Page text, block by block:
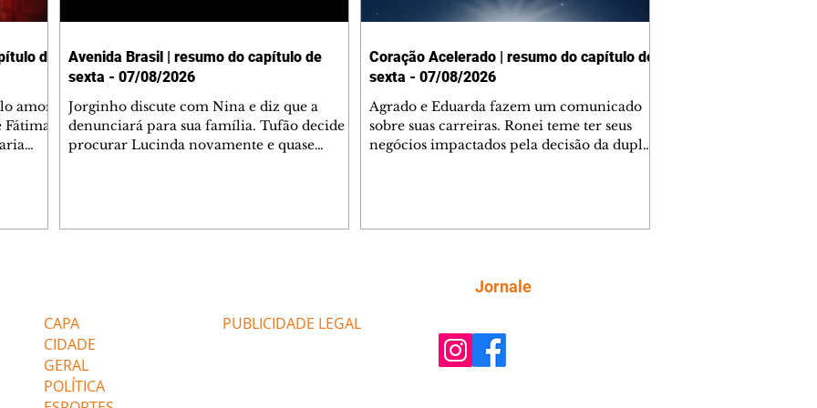
de
amor
Avenida Brasil | resumo do capítulo de
sexta - 07/08/2026
Jorginho discute com Nina e diz que a
denunciará para sua família. Tufão decide
procurar Lucinda novamente e quase
Max estavam envolvidos na tentativa de
assalto à
Coração Acelerado | resumo do capítulo de
sexta - 07/08/2026
Agrado e Eduarda fazem um comunicado
sobre suas carreiras. Ronei teme ter seus
negócios impactados pela decisão da dupla.
que se mudará de país, e Eduarda se
preocupa com Sol. Palhares desconfia de
CAPA
CIDADE
GERAL
POLÍTICA
PUBLICIDADE LEGAL
Jornale